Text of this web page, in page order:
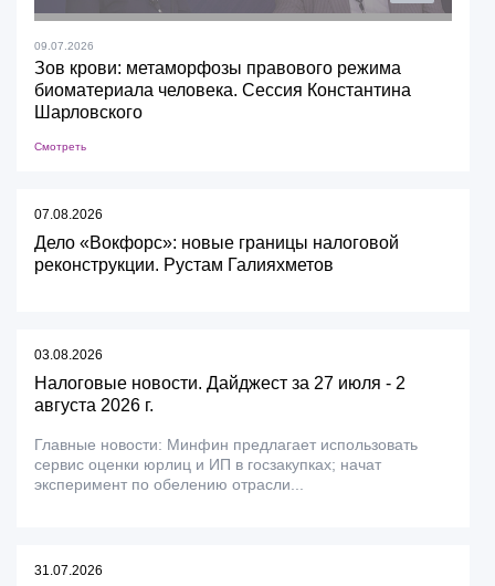
09.07.2026
Зов крови: метаморфозы правового режима
биоматериала человека. Сессия Константина
Шарловского
Смотреть
07.08.2026
Дело «Вокфорс»: новые границы налоговой
реконструкции. Рустам Галияхметов
03.08.2026
Налоговые новости. Дайджест за 27 июля - 2
августа 2026 г.
Главные новости: Минфин предлагает использовать
сервис оценки юрлиц и ИП в госзакупках; начат
эксперимент по обелению отрасли...
31.07.2026